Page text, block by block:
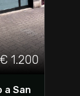
€ 1.200
a San